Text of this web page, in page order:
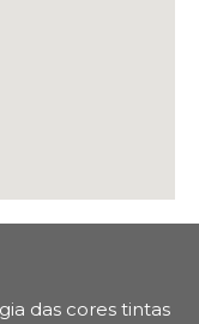
das cores tintas